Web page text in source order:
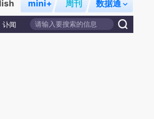
mini+ 周刊 数据通
讣闻